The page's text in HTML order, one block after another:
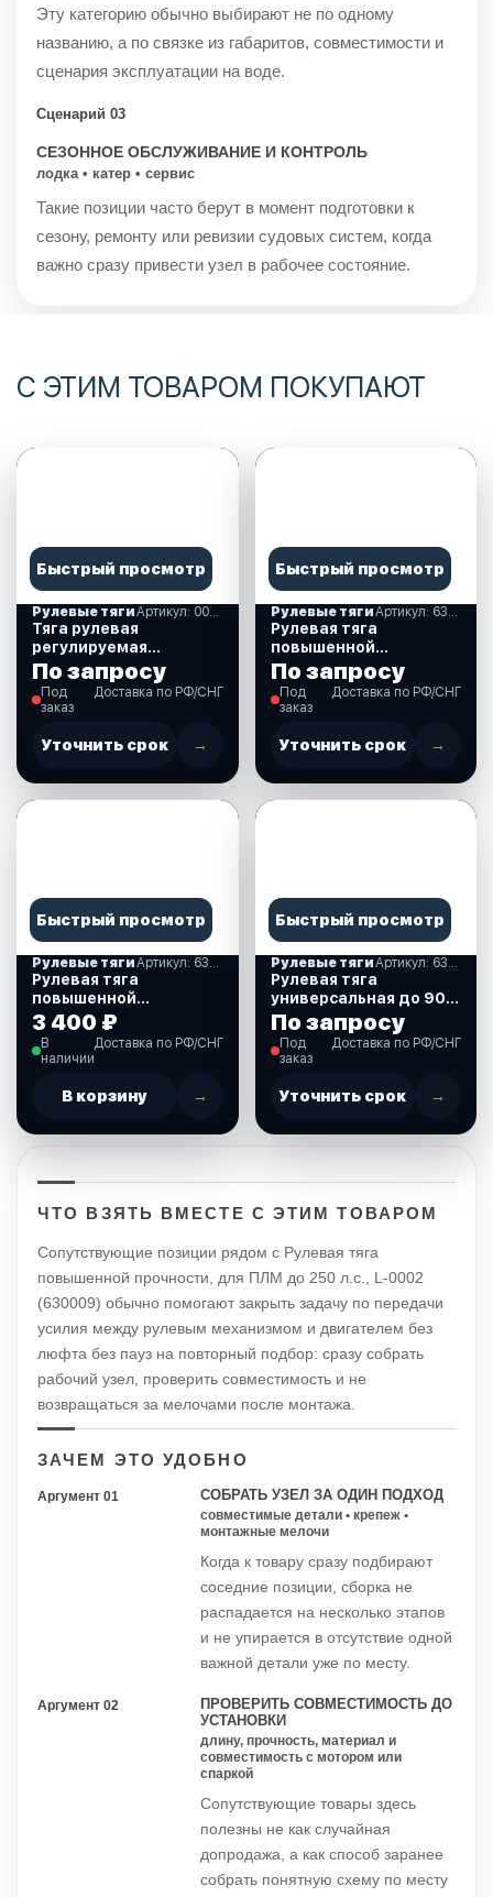
Эту категорию обычно выбирают не по одному
названию, а по связке из габаритов, совместимости и
сценария эксплуатации на воде.
Сценарий 03
СЕЗОННОЕ ОБСЛУЖИВАНИЕ И КОНТРОЛЬ
лодка • катер • сервис
Такие позиции часто берут в момент подготовки к
сезону, ремонту или ревизии судовых систем, когда
важно сразу привести узел в рабочее состояние.
С ЭТИМ ТОВАРОМ ПОКУПАЮТ
Быстрый просмотр
Рулевые тяги
Тяга рулевая
регулируемая
универсальная, 260-
310 мм (370621)
По запросу
Под
заказ
Доставка по РФ/СНГ
Уточнить срок →
Быстрый просмотр
Рулевые тяги
Рулевая тяга
повышенной
прочности, для ПЛМ
до 250 л.с., LM-L-0005
(630021)
По запросу
Под
заказ
Доставка по РФ/СНГ
Уточнить срок →
Быстрый просмотр
Рулевые тяги
Рулевая тяга
повышенной
прочности из
нержавеющей стали,
для ПЛМ до 250 л.с.
3 400 ₽
В
наличии
Доставка по РФ/СНГ
В корзину →
Быстрый просмотр
Рулевые тяги
Рулевая тяга
универсальная до 90
л.с. Suzuki, 270-320
мм. (630077)
По запросу
Под
заказ
Доставка по РФ/СНГ
Уточнить срок →
ЧТО ВЗЯТЬ ВМЕСТЕ С ЭТИМ ТОВАРОМ
Сопутствующие позиции рядом с Рулевая тяга
повышенной прочности, для ПЛМ до 250 л.с., L-0002
(630009) обычно помогают закрыть задачу по передачи
усилия между рулевым механизмом и двигателем без
люфта без пауз на повторный подбор: сразу собрать
рабочий узел, проверить совместимость и не
возвращаться за мелочами после монтажа.
ЗАЧЕМ ЭТО УДОБНО
Аргумент 01 СОБРАТЬ УЗЕЛ ЗА ОДИН ПОДХОД
совместимые детали • крепеж •
монтажные мелочи
Когда к товару сразу подбирают
соседние позиции, сборка не
распадается на несколько этапов
и не упирается в отсутствие одной
важной детали уже по месту.
Аргумент 02
ПРОВЕРИТЬ СОВМЕСТИМОСТЬ ДО
УСТАНОВКИ
длину, прочность, материал и
совместимость с мотором или
спаркой
Сопутствующие товары здесь
полезны не как случайная
допродажа, а как способ заранее
собрать понятную схему по месту